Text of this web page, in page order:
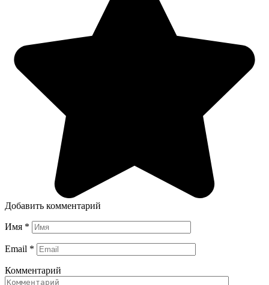
Добавить комментарий
Имя *
Email *
Комментарий